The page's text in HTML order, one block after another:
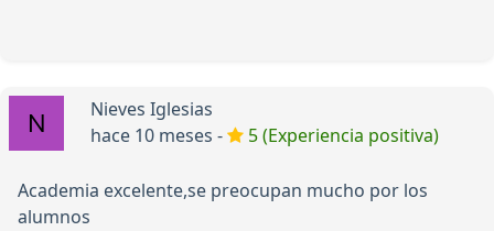
Nieves Iglesias
hace 10 meses -
5 (Experiencia positiva)
Academia excelente,se preocupan mucho por los
alumnos